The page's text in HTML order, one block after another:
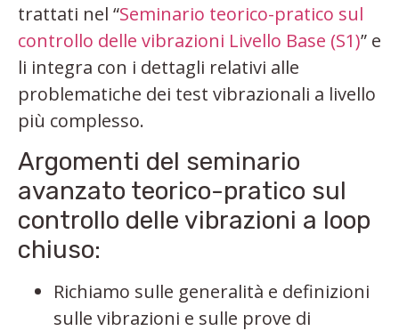
trattati nel “Seminario teorico-pratico sul
controllo delle vibrazioni Livello Base (S1)” e
li integra con i dettagli relativi alle
problematiche dei test vibrazionali a livello
più complesso.
Argomenti del seminario
avanzato teorico-pratico sul
controllo delle vibrazioni a loop
chiuso:
Richiamo sulle generalità e definizioni
sulle vibrazioni e sulle prove di